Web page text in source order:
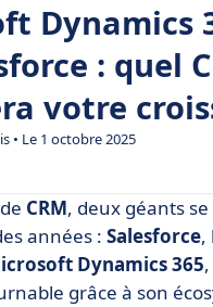
Dynamics
: quel
votre
• Le 1 octobre 2025
Microsoft Dynamics 365 ?
?
fonctionnalités :
CRM, deux géants
années : Salesforce,
Dynamics 365
grâce à son